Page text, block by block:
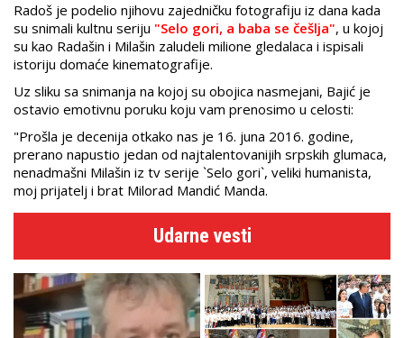
Radoš je podelio njihovu zajedničku fotografiju iz dana kada
su snimali kultnu seriju "Selo gori, a baba se češlja", u kojoj
su kao Radašin i Milašin zaludeli milione gledalaca i ispisali
istoriju domaće kinematografije.
Uz sliku sa snimanja na kojoj su obojica nasmejani, Bajić je
ostavio emotivnu poruku koju vam prenosimo u celosti:
"Prošla je decenija otkako nas je 16. juna 2016. godine,
prerano napustio jedan od najtalentovanijih srpskih glumaca,
nenadmašni Milašin iz tv serije `Selo gori`, veliki humanista,
moj prijatelj i brat Milorad Mandić Manda.
Udarne vesti